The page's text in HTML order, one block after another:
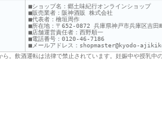
■ショップ名：郷土味紀行オンラインショップ
■販売業者：阪神酒販 株式会社
■代表者：檜垣周作
■所在地：〒652-0872 兵庫県神戸市兵庫区吉
■店舗運営責任者：西野順一
■電話番号：0120-46-7186
■メールアドレス：shopmaster@kyodo-
。飲酒運転は法律で禁止されています。妊娠中や授乳中